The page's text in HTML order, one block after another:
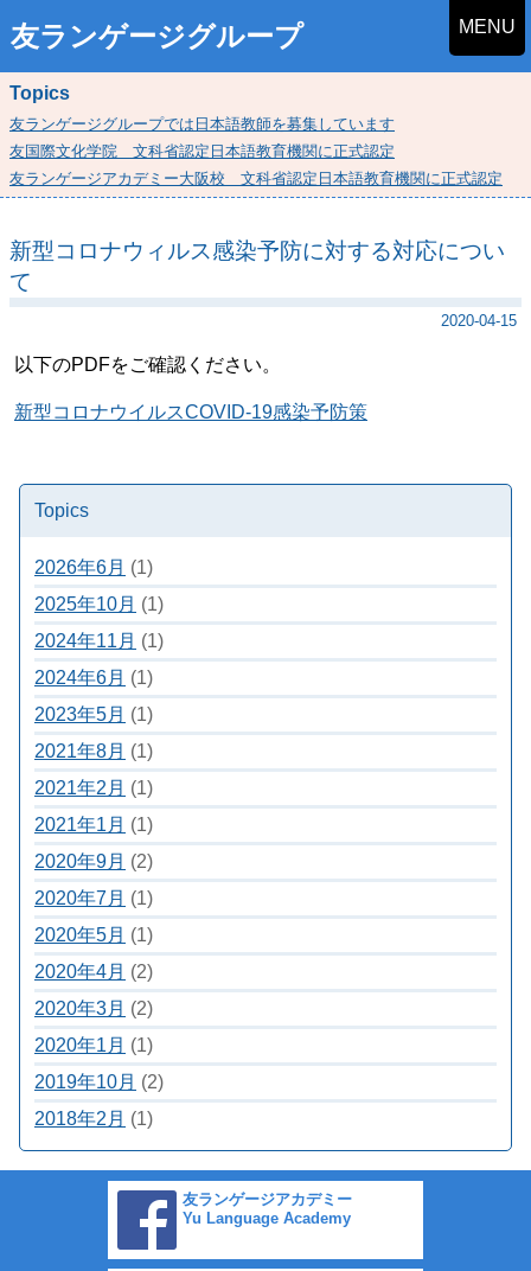
友ランゲージグループ MENU
Topics
友ランゲージグループでは日本語教師を募集しています
友国際文化学院 文科省認定日本語教育機関に正式認定
友ランゲージアカデミー大阪校 文科省認定日本語教育機関に正式認定
新型コロナウィルス感染予防に対する対応につい
て
2020-04-15
以下のPDFをご確認ください。
新型コロナウイルスCOVID-19感染予防策
Topics
2026年6月 (1)
2025年10月 (1)
2024年11月 (1)
2024年6月 (1)
2023年5月 (1)
2021年8月 (1)
2021年2月 (1)
2021年1月 (1)
2020年9月 (2)
2020年7月 (1)
2020年5月 (1)
2020年4月 (2)
2020年3月 (2)
2020年1月 (1)
2019年10月 (2)
2018年2月 (1)
友ランゲージアカデミー
Yu Language Academy